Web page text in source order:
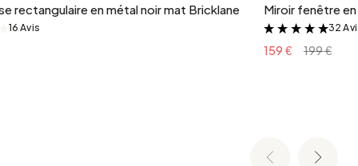
rectangulaire en métal noir mat Bricklane
&
16 Avis
Miroir fenêtre
&
32
159 € 199 €